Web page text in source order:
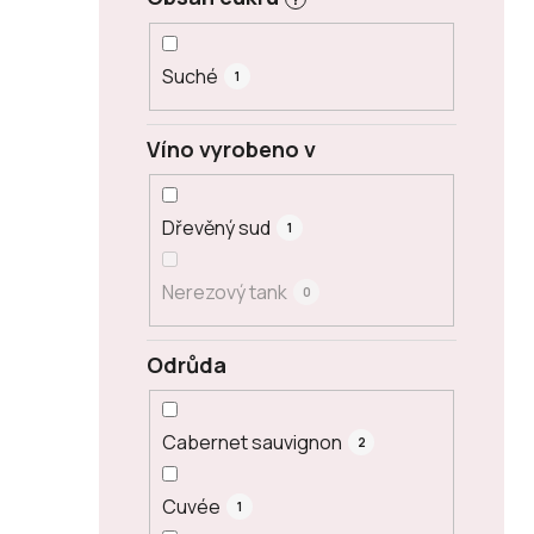
Odrůda
Cabernet sauvignon 2
Cuvée 1
Suché 1
Víno vyrobeno v
Dřevěný sud 1
Nerezový tank 0